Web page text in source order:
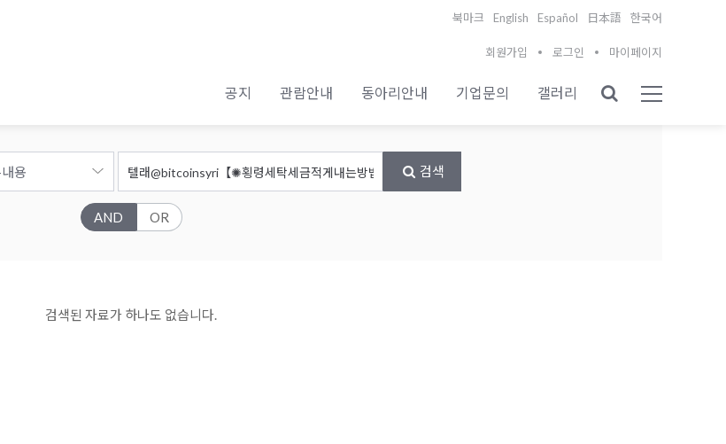
북마크 English Español 日本語 한국어
회원가입 로그인 마이페이지
공지 관람안내 동아리안내 기업문의 갤러리
검색
AND OR
검색된 자료가 하나도 없습니다.